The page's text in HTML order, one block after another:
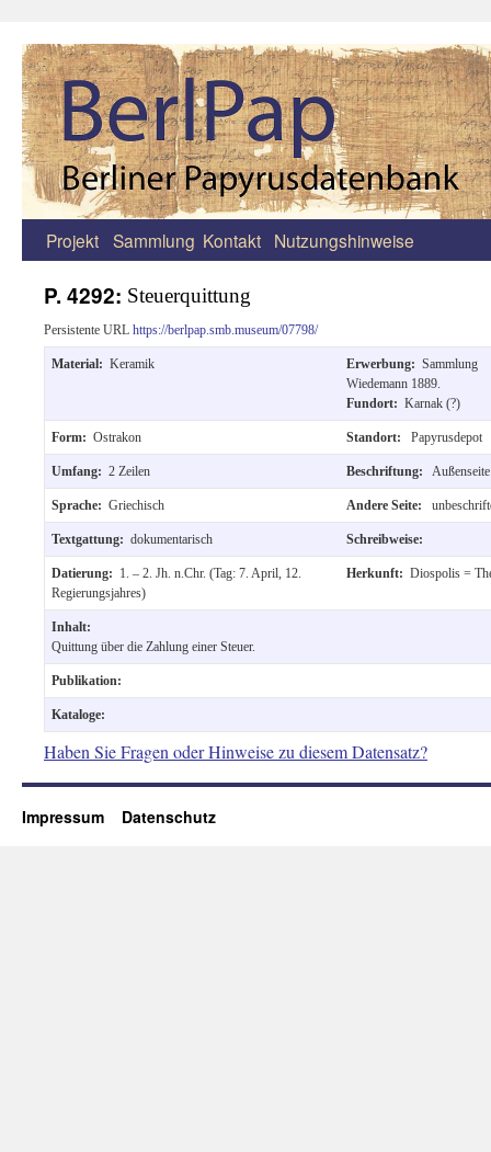
Zum
springen
Projekt Sammlung Kontakt Nutzungshinweise
P. 4292: Steuerquittung
Persistente URL https://berlpap.smb.museum/07798/
Material: Keramik Erwerbung: Sammlung
Wiedemann 1889.
Fundort: Karnak (?)
Form: Ostrakon Standort: Papyrusdepot
Umfang: 2 Zeilen Beschriftung: Außenseite
Sprache: Griechisch Andere Seite:
Textgattung: dokumentarisch Schreibweise:
Datierung: 1. – 2. Jh. n.Chr. (Tag: 7. April, 12.
Regierungsjahres)
Herkunft: Diospolis =
Inhalt:
Quittung über die Zahlung einer Steuer.
Publikation:
Kataloge:
Haben Sie Fragen oder Hinweise zu diesem Datensatz?
Impressum Datenschutz